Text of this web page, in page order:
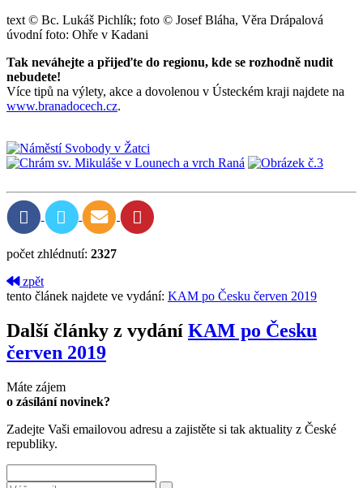
text © Bc. Lukáš Pichlík; foto © Josef Bláha, Věra Drápalová
úvodní foto: Ohře v Kadani
Tak neváhejte a přijeďte do regionu, kde se rozhodně nudit
nebudete!
Více tipů na výlety, akce a dovolenou v ­Ústeckém kraji najdete na
www.branadocech.cz.
počet zhlédnutí: 2327
zpět
tento článek najdete ve vydání: KAM po Česku červen 2019
Další články z vydání KAM po Česku
červen 2019
Máte zájem
o zásílání novinek?
Zadejte Vaši emailovou adresu a zajistěte si tak aktuality z České
republiky.